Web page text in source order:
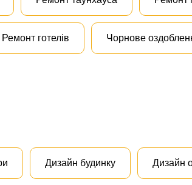
Ремонт готелів Чорнове
Дизайн будинку Дизайн